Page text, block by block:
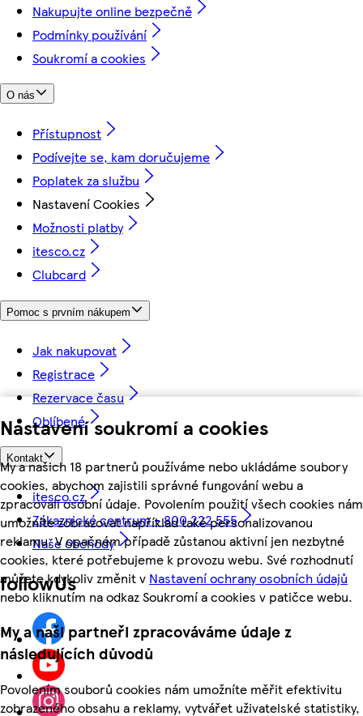
Nastavení soukromí a cookies
My a našich 18 partnerů používáme nebo ukládáme soubory
cookies, abychom zajistili správné fungování webu a
zpracovali osobní údaje. Povolením použití všech cookies nám
umožníte zobrazovat například také personalizovanou
reklamu. V opačném případě zůstanou aktivní jen nezbytné
cookies, které potřebujeme k provozu webu. Své rozhodnutí
můžete kdykoliv změnit v Nastavení ochrany osobních údajů
nebo kliknutím na odkaz Soukromí a cookies v patičce webu.
My a naši partneři zpracováváme údaje z
následujících důvodů
Povolením souborů cookies nám umožníte měřit efektivitu
zobrazeného obsahu a reklamy, vytvářet uživatelské statistiky,
Nakupujte online bezpečně
Podmínky používání
Soukromí a cookies
O nás
Přístupnost
Podívejte se, kam doručujeme
Poplatek za službu
Nastavení Cookies
Možnosti platby
itesco.cz
Clubcard
Pomoc s prvním nákupem
Jak nakupovat
Registrace
Rezervace času
Oblíbené
Kontakt
itesco.cz
Zákaznické centrum - 800 222 555
Naše obchody
followUs